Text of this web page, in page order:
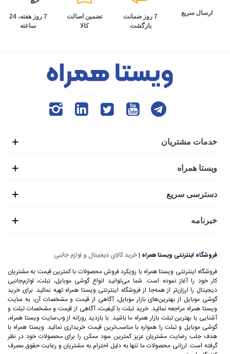
ارسال سریع
7 روز ضمانت
بازگشت
تضمین اصالت
کالا
7 روز هفته، 24
ساعته
خدمات مشتریان
ویستا همراه
دسترسی سریع
خبرنامه
فروشگاه اینترنتی ویستا همراه |خرید کالای دیجیتال و لوازم جانبی
فروشگاه اینترنتی ویستا همراه با رویکرد فروش محصولات با کمترین قیمت به مشتریان
کار خود را آغاز نموده است. شما می‌توانید انواع گوشی موبایل، تبلت، لوازم‌جانبی
دیجیتال را ارزان‌تر از همه‌جا از فروشگاه اینترنتی ویستا همراه تهیه نمائید. برای خرید
گوشی موبایل از بهترین‌های بازار موبایل، آگاهی از قیمت و مشخصات آن، به ‌سایت
ویستا همراه مراجعه نمائید. خرید تبلت با کیفیت، آگاهی از قیمت و مشخصات تبلت و
آشنایی با بهترین تبلت بازار همراه ما باشید. با بازدید روزانه از وب‌سایت ویستا همراه،
گوشی موبایل و تبلت را همواره با مناسب‌ترین قیمت خریداری نمائید. ویستا همراه با
هدف جلب رضایت مشتریان عزیز کمترین سود ممکن را برای محصولات خود در نظر
گرفته است. ارزانی محصولات ما تنها به دلیل احترام به مشتریان و رعایت حقوق مصرف